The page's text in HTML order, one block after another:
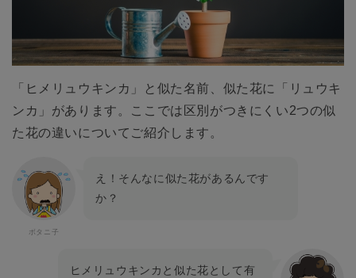
「ヒメリュウキンカ」と似た名前、似た花に「リュウキ
ンカ」があります。ここでは区別がつきにくい2つの似
た花の違いについてご紹介します。
え！そんなに似た花があるんです
か？
ヒメリュウキンカと似た花として有